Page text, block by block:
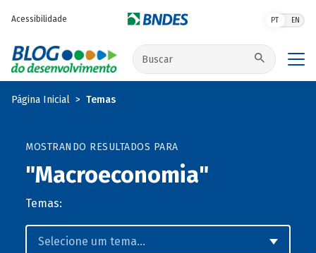
Acessibilidade PT EN
Buscar no site
Página Inicial Temas
MOSTRANDO RESULTADOS PARA
"Macroeconomia"
Temas: